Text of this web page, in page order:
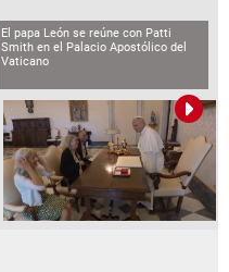
El papa León se reúne con Patti
Smith en el Palacio Apostólico del
Vaticano